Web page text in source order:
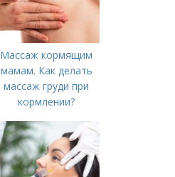
Массаж кормящим
мамам. Как делать
массаж груди при
кормлении?